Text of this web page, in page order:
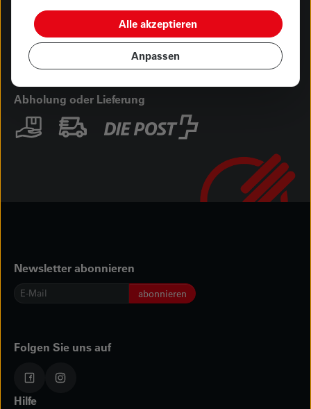
Ihre Zahlungsmöglichkeiten
Abholung oder Lieferung
Newsletter abonnieren
E-
abonnieren
Folgen Sie uns auf
Hilfe
Anpassen
Alle akzeptieren